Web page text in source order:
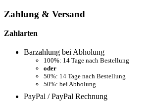
Zahlung & Versand
Zahlarten
Barzahlung bei Abholung
100%: 14 Tage nach Bestellung
oder
50%: 14 Tage nach Bestellung
50%: bei Abholung
PayPal / PayPal Rechnung